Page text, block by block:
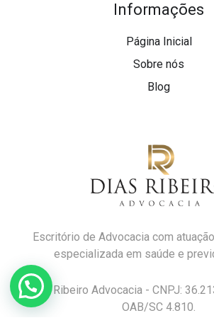
Escritório de Advocacia com
especializada em saúde e
Dias Ribeiro Advocacia - CNPJ:
OAB/SC 4.810.
Informações
Página Inicial
Sobre nós
Blog